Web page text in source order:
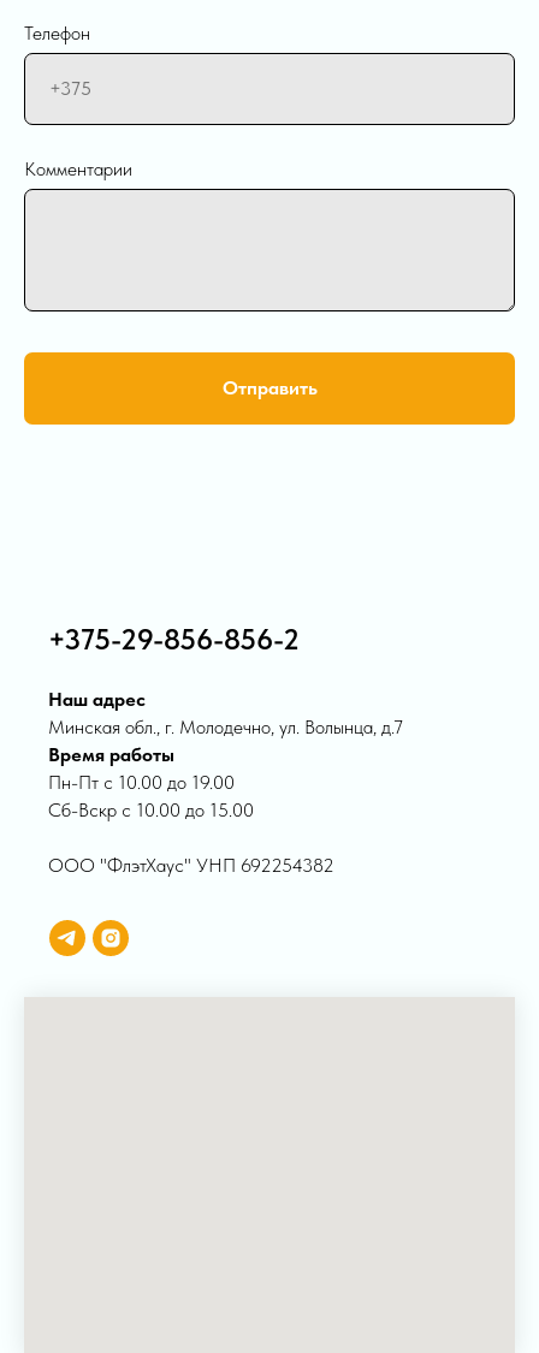
Телефон
Комментарии
Отправить
+375-29-856-856-2
Наш адрес
Минская обл., г. Молодечно, ул. Волынца, д.7
Время работы
Пн-Пт с 10.00 до 19.00
Сб-Вскр с 10.00 до 15.00
ООО "ФлэтХаус" УНП 692254382